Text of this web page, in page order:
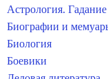
Астрология. Гадание
Биографии и
Биология
Боевики